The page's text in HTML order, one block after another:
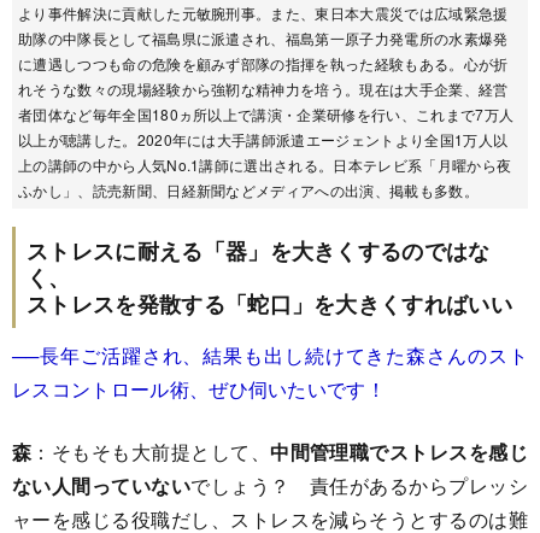
より事件解決に貢献した元敏腕刑事。また、東日本大震災では広域緊急援
助隊の中隊長として福島県に派遣され、福島第一原子力発電所の水素爆発
に遭遇しつつも命の危険を顧みず部隊の指揮を執った経験もある。心が折
れそうな数々の現場経験から強靭な精神力を培う。現在は大手企業、経営
者団体など毎年全国180ヵ所以上で講演・企業研修を行い、これまで7万人
以上が聴講した。2020年には大手講師派遣エージェントより全国1万人以
上の講師の中から人気No.1講師に選出される。日本テレビ系「月曜から夜
ふかし」、読売新聞、日経新聞などメディアへの出演、掲載も多数。
ストレスに耐える「器」を大きくするのではな
く、
ストレスを発散する「蛇口」を大きくすればいい
──長年ご活躍され、結果も出し続けてきた森さんのスト
レスコントロール術、ぜひ伺いたいです！
森：そもそも大前提として、中間管理職でストレスを感じ
ない人間っていないでしょう？ 責任があるからプレッシ
ャーを感じる役職だし、ストレスを減らそうとするのは難